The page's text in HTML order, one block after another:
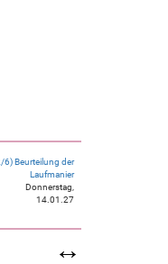
6) Beurteilung der
Laufmanier
Donnerstag,
14.01.27
↔